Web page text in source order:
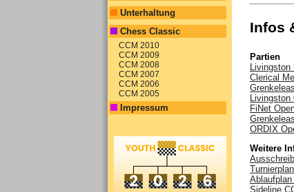
Unterhaltung
Chess Classic
CCM 2010
CCM 2009
CCM 2008
CCM 2007
CCM 2006
CCM 2005
Impressum
Infos
Partien
Livingston
Clerical
Livingston
FiNet
ORDIX
Weitere
Sideline